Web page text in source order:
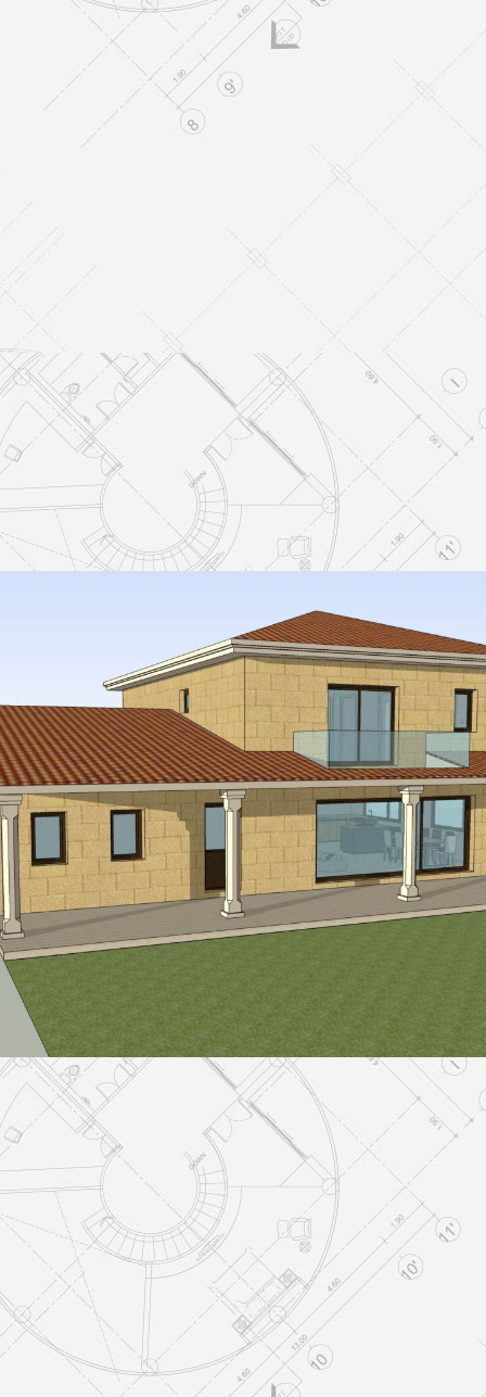
VIVIENDAS UNIFAMILIARES
Vivienda Unifamiliar
VIVIENDAS UNIFAMILIARES
Vivienda unifamiliar
VIVIENDAS UNIFAMILIARES